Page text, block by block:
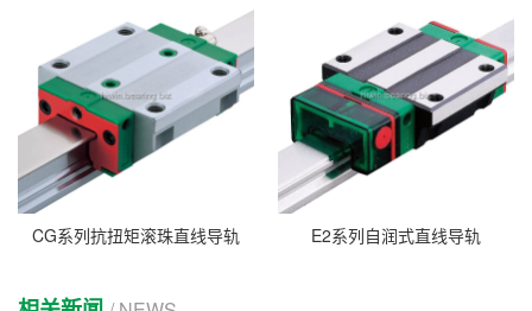
CG系列抗扭矩滚珠直线导轨 E2系列自润式直线导轨